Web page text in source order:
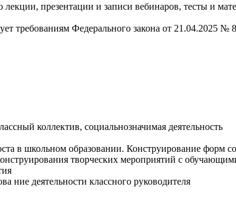
презентации и записи вебинаров, тесты и
требованиям Федерального закона от 21.04.2025 №
коллектив, социальнозначимая деятельность
в школьном образовании. Конструирование форм
творческих мероприятий с
ние деятельности классного руководителя